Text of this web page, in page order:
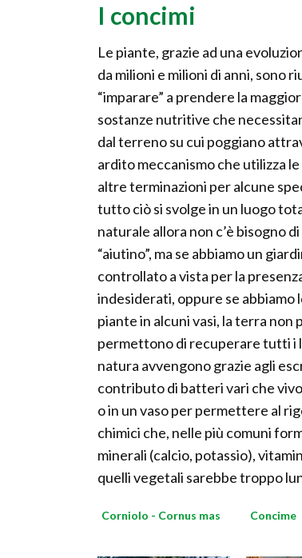
I concimi
Le piante, grazie ad una
da milioni e milioni di anni, sono
“imparare” a prendere la
sostanze nutritive che
dal terreno su cui poggiano
ardito meccanismo che utilizza
altre terminazioni per alcune
tutto ciò si svolge in un luogo
naturale allora non c’è bisogno
“aiutino”, ma se abbiamo un
controllato a vista per la
indesiderati, oppure se abbiamo
piante in alcuni vasi, la terra non
permettono di recuperare tutti i
natura avvengono grazie agli
contributo di batteri vari che
o in un vaso per permettere al
chimici che, nelle più comuni
minerali (calcio, potassio),
quelli vegetali sarebbe troppo
Corniolo - Cornus mas Concime